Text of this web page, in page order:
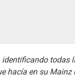
identificando todas
hacía en su